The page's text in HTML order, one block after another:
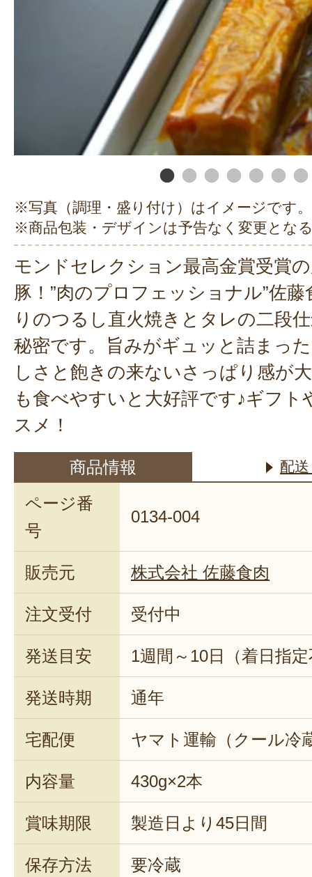
※写真（調理・盛り付け）はイメージです。
※商品包装・デザインは予告なく変更とな
モンドセレクション最高金賞受賞
豚！”肉のプロフェッショナル”佐
りのつるし直火焼きとタレの二段
秘密です。旨みがギュッと詰まっ
しさと飽きの来ないさっぱり感が
も食べやすいと大好評です♪ギフト
スメ！
商品情報 配
ページ番
号
0134-004
販売元 株式会社 佐藤食肉
注文受付 受付中
発送目安 1週間～10日（着日指
発送時期 通年
宅配便 ヤマト運輸（クール冷
内容量 430g×2本
賞味期限 製造日より45日間
保存方法 要冷蔵